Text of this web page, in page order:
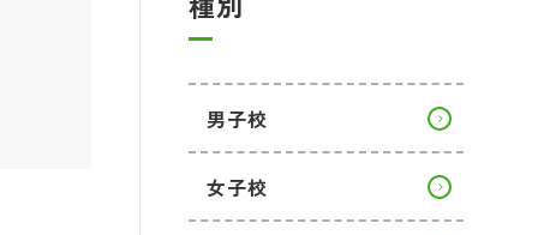
男子校
女子校